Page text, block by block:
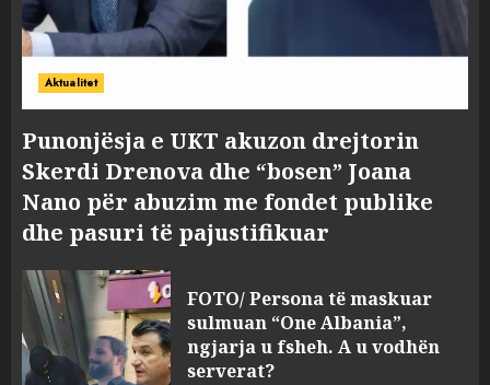
Aktualitet
Punonjësja e UKT akuzon drejtorin
Skerdi Drenova dhe “bosen” Joana
Nano për abuzim me fondet publike
dhe pasuri të pajustifikuar
FOTO/ Persona të maskuar
sulmuan “One Albania”,
ngjarja u fsheh. A u vodhën
serverat?